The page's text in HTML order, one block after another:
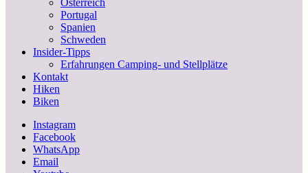
Österreich
Portugal
Spanien
Schweden
Insider-Tipps
Erfahrungen Camping- und Stellplätze
Kontakt
Hiken
Biken
Instagram
Facebook
WhatsApp
Email